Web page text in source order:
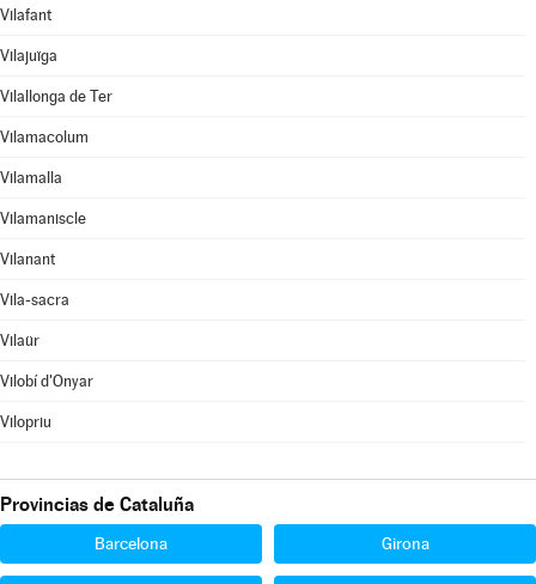
Vilafant
Vilajuïga
Vilallonga de Ter
Vilamacolum
Vilamalla
Vilamaniscle
Vilanant
Vila-sacra
Vilaür
Vilobí d'Onyar
Vilopriu
Provincias de Cataluña
Barcelona Girona